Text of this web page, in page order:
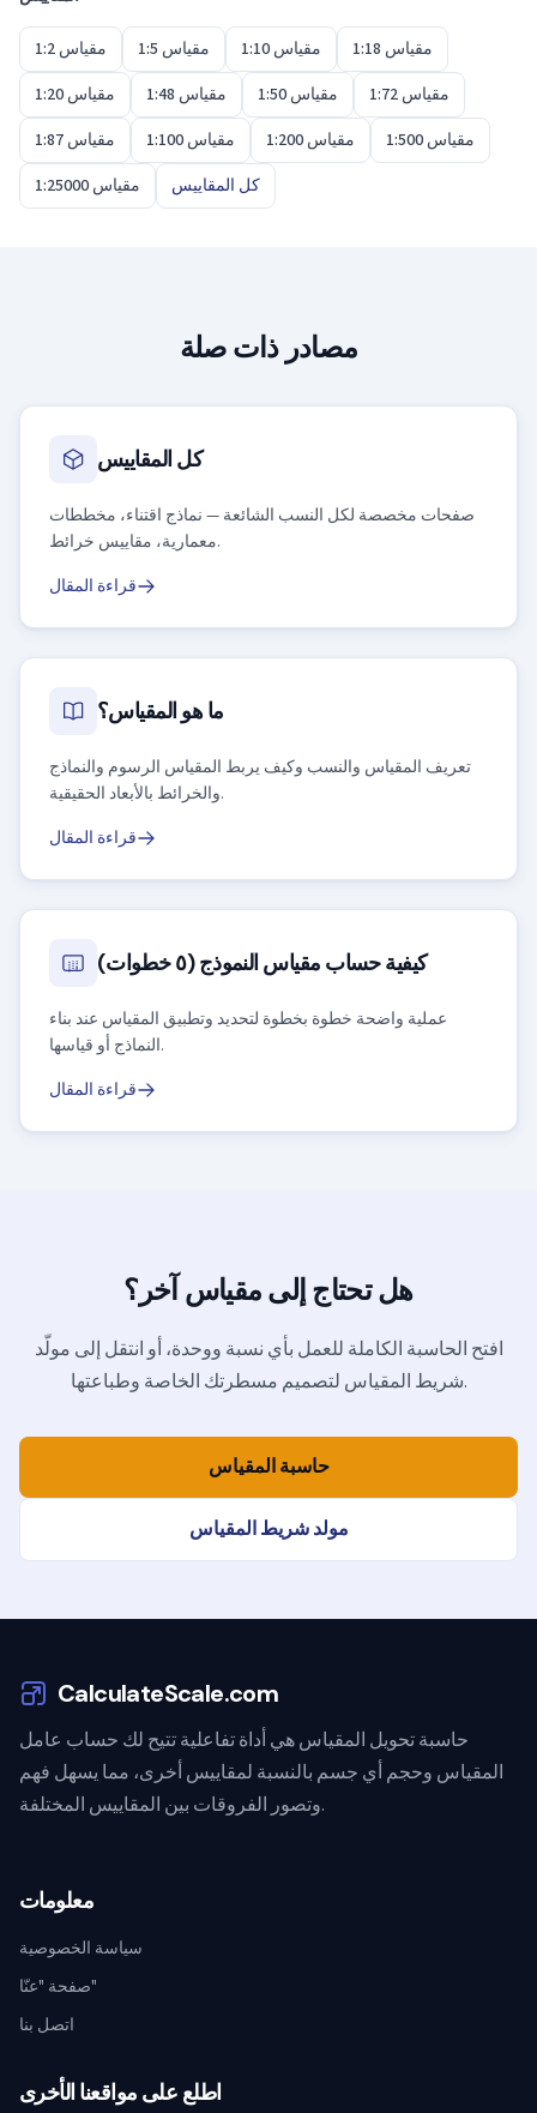
مقياس 1:2 مقياس 1:5 مقياس 1:10
مقياس 1:18
مقياس 1:20
مقياس 1:48 مقياس 1:50
مقياس 1:72
مقياس 1:87
مقياس 1:100 مقياس 1:200
مقياس 1:500
مقياس 1:25000
كل المقاييس
مصادر ذات صلة
كل المقاييس
صفحات مخصصة لكل النسب الشائعة — نماذج اقتناء، مخططات
معمارية، مقاييس خرائط.
قراءة المقال
ما هو المقياس؟
تعريف المقياس والنسب وكيف يربط المقياس الرسوم والنماذج
والخرائط بالأبعاد الحقيقية.
قراءة المقال
كيفية حساب مقياس النموذج (٥ خطوات)
عملية واضحة خطوة بخطوة لتحديد وتطبيق المقياس عند بناء
النماذج أو قياسها.
قراءة المقال
هل تحتاج إلى مقياس آخر؟
افتح الحاسبة الكاملة للعمل بأي نسبة ووحدة، أو انتقل إلى مولّد
شريط المقياس لتصميم مسطرتك الخاصة وطباعتها.
حاسبة المقياس
مولد شريط المقياس
CalculateScale.com
حاسبة تحويل المقياس هي أداة تفاعلية تتيح لك حساب عامل
المقياس وحجم أي جسم بالنسبة لمقاييس أخرى، مما يسهل فهم
وتصور الفروقات بين المقاييس المختلفة.
معلومات
سياسة الخصوصية
صفحة "عنّا"
اتصل بنا
اطلع على مواقعنا الأخرى